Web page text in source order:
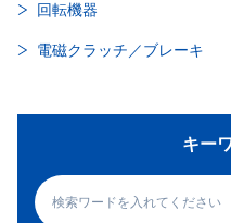
回転機器
電磁クラッチ／ブレーキ
キー